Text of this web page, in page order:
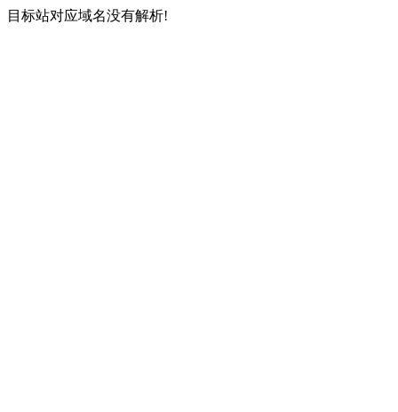
目标站对应域名没有解析!